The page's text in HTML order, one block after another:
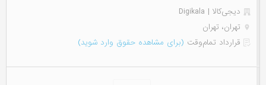
دیجی‌‌کالا | Digikala
تهران، تهران
قرارداد تمام‌وقت (برای مشاهده حقوق وارد شوید)